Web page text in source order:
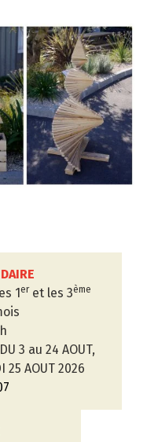
1eret les 3ème
3 au 24 AOUT,
25 AOUT 2026